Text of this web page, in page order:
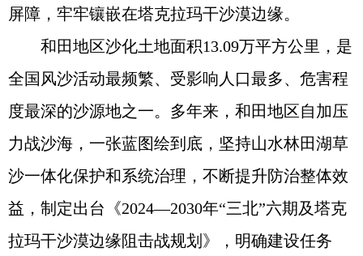
屏障，牢牢镶嵌在塔克拉玛干沙漠边缘。
和田地区沙化土地面积13.09万平方公里，是
全国风沙活动最频繁、受影响人口最多、危害程
度最深的沙源地之一。多年来，和田地区自加压
力战沙海，一张蓝图绘到底，坚持山水林田湖草
沙一体化保护和系统治理，不断提升防治整体效
益，制定出台《2024—2030年“三北”六期及塔克
拉玛干沙漠边缘阻击战规划》，明确建设任务